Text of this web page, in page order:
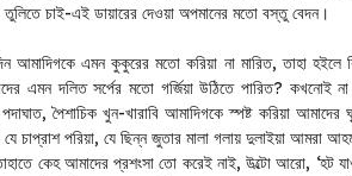
তুলিতে চাই-এই ডায়ারের দেওয়া অপমানের মতো বস্তু বেদন।
আমাদিগকে এমন কুকুরের মতো করিয়া না মারিত, তাহা
এমন দলিত সর্পের মতো গর্জিয়া উঠিতে পারিত? কখনোই
পৈশাচিক খুন-খারাবি আমাদিগকে স্পষ্ট করিয়া
যে চাপ্রাশ পরিয়া, যে ছিন্ন জুতার মালা গলায় দুলাইয়া আমরা
কেহ আমাদের প্রশংসা তো করেই নাই, উল্টো আরো, ‘হট